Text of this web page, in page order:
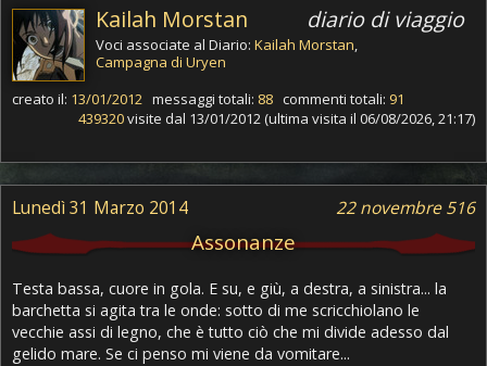
diario di viaggio
Kailah Morstan
Voci associate al Diario: Kailah Morstan,
Campagna di Uryen
creato il: 13/01/2012 messaggi totali: 88 commenti totali: 91
439320visite dal 13/01/2012 (ultima visita il 06/08/2026, 21:17)
22 novembre 516
Lunedì 31 Marzo 2014
Assonanze
Testa bassa, cuore in gola. E su, e giù, a destra, a sinistra... la
barchetta si agita tra le onde: sotto di me scricchiolano le
vecchie assi di legno, che è tutto ciò che mi divide adesso dal
gelido mare. Se ci penso mi viene da vomitare...